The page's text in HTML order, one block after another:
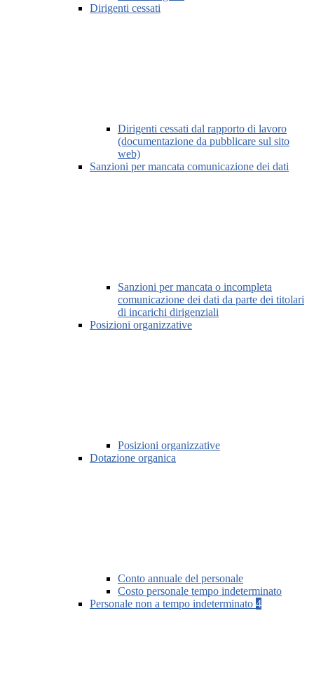
Dirigenti cessati
Dirigenti cessati dal rapporto di lavoro
(documentazione da pubblicare sul sito
web)
Sanzioni per mancata comunicazione dei dati
Sanzioni per mancata o incompleta
comunicazione dei dati da parte dei titolari
di incarichi dirigenziali
Posizioni organizzative
Posizioni organizzative
Dotazione organica
Conto annuale del personale
Costo personale tempo indeterminato
Personale non a tempo indeterminato 4